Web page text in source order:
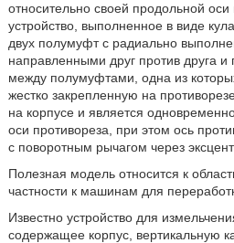
относительно своей продольной
устройство, выполненное в виде
двух полумуфт с радиально
направленными друг против друга
между полумуфтами, одна из
жестко закрепленную на
на корпусе и является
оси противореза, при этом ось
с поворотным рычагом через
Полезная модель относится к
частности к машинам для
Известно устройство для
содержащее корпус, вертикальную